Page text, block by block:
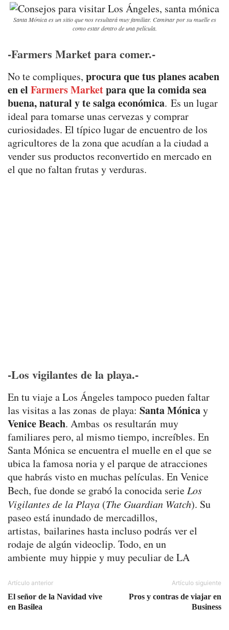
Santa Mónica es un sitio que nos resultará muy familiar. Caminar por su muelle es
como estar dentro de una película.
-Farmers Market para comer.-
No te compliques, procura que tus planes acaben
en el Farmers Marketpara que la comida sea
buena, natural y te salga económica. Es un lugar
ideal para tomarse unas cervezas y comprar
curiosidades. El típico lugar de encuentro de los
agricultores de la zona que acudían a la ciudad a
vender sus productos reconvertido en mercado en
el que no faltan frutas y verduras.
-Los vigilantes de la playa.-
En tu viaje a Los Ángeles tampoco pueden faltar
las visitas a las zonas de playa: Santa Mónicay
Venice Beach. Ambas os resultarán muy
familiares pero, al mismo tiempo, increíbles. En
Santa Mónica se encuentra el muelle en el que se
ubica la famosa noria y el parque de atracciones
que habrás visto en muchas películas. En Venice
Bech, fue donde se grabó la conocida serie Los
Vigilantes de la Playa (The Guardian Watch). Su
paseo está inundado de mercadillos,
artistas, bailarines hasta incluso podrás ver el
rodaje de algún videoclip. Todo, en un
ambiente muy hippie y muy peculiar de LA
Artículo anterior
El señor de la Navidad vive
en Basilea
Artículo siguiente
Pros y contras de viajar en
Business